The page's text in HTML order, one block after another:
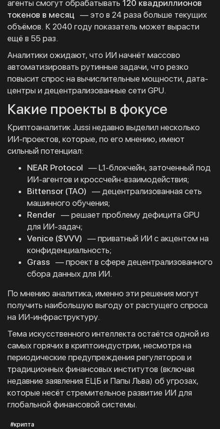
агенты смогут обрабатывать 120 квадриллионов
токенов в месяц — это в 24 раза больше текущих
объёмов. К 2040 году показатель может вырасти
ещё в 55 раз.
Аналитики ожидают, что ИИ начнёт массово
автоматизировать рутинные задачи, что резко
повысит спрос на вычислительные мощности, дата-
центры и децентрализованные сети GPU.
Какие проекты в фокусе
Криптоаналитик Jussi недавно выделил несколько
ИИ-проектов, которые, по его мнению, имеют
сильный потенциал:
NEAR Protocol — L1-блокчейн, заточенный под
ИИ-агентов и кроссчейн-взаимодействия;
Bittensor (TAO) — децентрализованная сеть
машинного обучения;
Render — решает проблему дефицита GPU
для ИИ-задач;
Venice ($VVV) — приватный ИИ с акцентом на
конфиденциальность;
Grass — проект в сфере децентрализованного
сбора данных для ИИ.
По мнению аналитика, именно эти решения могут
получить наибольшую выгоду от растущего спроса
на ИИ-инфраструктуру.
Тема искусственного интеллекта остаётся одной из
самых горячих в криптоиндустрии, несмотря на
периодические предупреждения регуляторов и
традиционных финансовых институтов (включая
недавние заявления ЕЦБ и Папы Льва) об угрозах,
которые несёт стремительное развитие ИИ для
глобальной финансовой системы.
#крипта